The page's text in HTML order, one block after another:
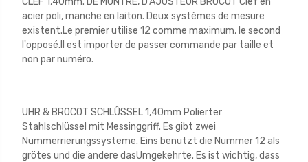
acier poli, manche en laiton. Deux systèmes de mesure
existent.Le premier utilise 12 comme maximum, le second
l'opposé.Il est importer de passer commande par taille et
non par numéro.
UHR & BROCOT SCHLÛSSEL 1,40mm Polierter
Stahlschlüssel mit Messinggriff. Es gibt zwei
Nummerrierungssysteme. Eins benutzt die Nummer 12 als
grötes und die andere dasUmgekehrte. Es ist wichtig, dass